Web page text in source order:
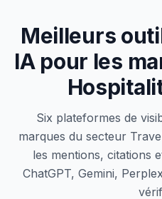
Meilleurs
IA pour les
Six plateformes de
marques du secteur
les mentions, citations
ChatGPT, Gemini,